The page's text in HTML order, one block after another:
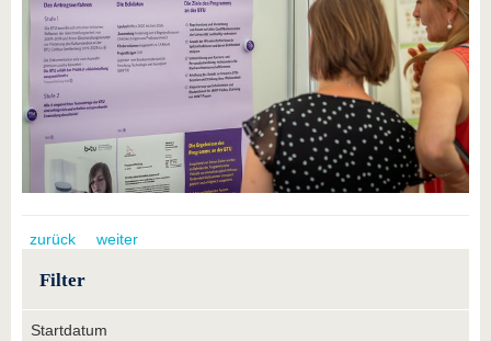
zurück weiter
Filter
Startdatum